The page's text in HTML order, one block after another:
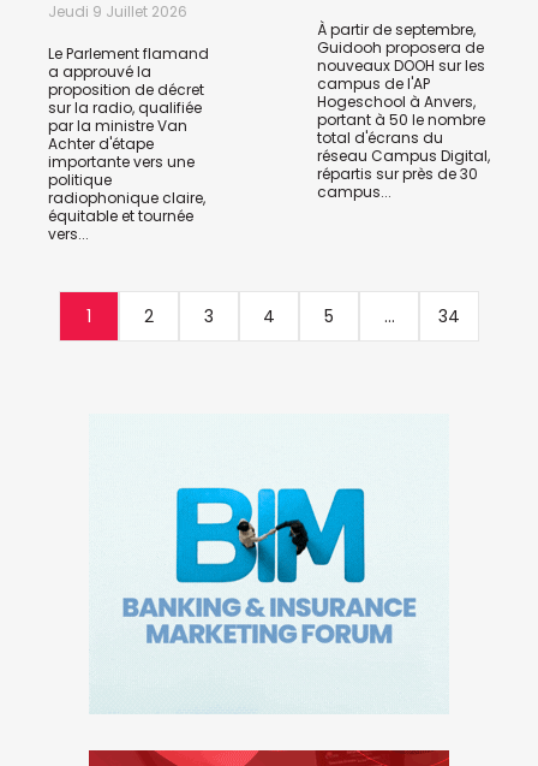
Jeudi 9 Juillet 2026
Le Parlement flamand
a approuvé la
proposition de décret
sur la radio, qualifiée
par la ministre Van
Achter d'étape
importante vers une
politique
radiophonique claire,
équitable et tournée
vers...
À partir de septembre,
Guidooh proposera de
nouveaux DOOH sur les
campus de l'AP
Hogeschool à Anvers,
portant à 50 le nombre
total d'écrans du
réseau Campus Digital,
répartis sur près de 30
campus...
1 2 3 4 5 ... 34